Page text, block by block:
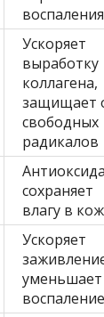
Ускоряет
выработку
коллагена,
защищает
свободных
радикалов
сохраняет
влагу в
Ускоряет
уменьшает
воспаление